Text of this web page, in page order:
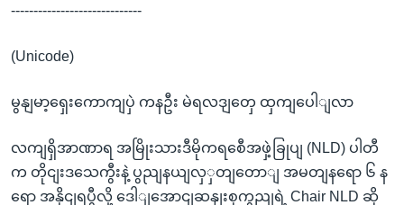
-----------------------------
(Unicode)
မွနျမာ့ရှေးကောကျပှဲ ကနဦး မဲရလဒျတှေ ထှကျပေါျလာ
လကျရှိအာဏာရ အမြိုးသားဒီမိုကရစေီအဖှဲ့ခြုပျ (NLD) ပါတီ
က တိုငျးဒသေကွီးနဲ့ ပွညျနယျလှှတျတောျ အမတျနရော ၆ န
ရော အနိုငျရပွီလို့ ဒေါျအောငျဆနျးစုကွညျရဲ့ Chair NLD ဆို